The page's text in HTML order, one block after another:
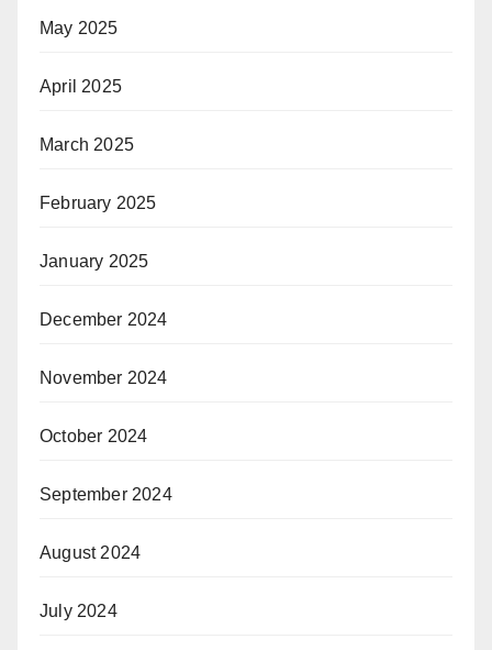
May 2025
April 2025
March 2025
February 2025
January 2025
December 2024
November 2024
October 2024
September 2024
August 2024
July 2024